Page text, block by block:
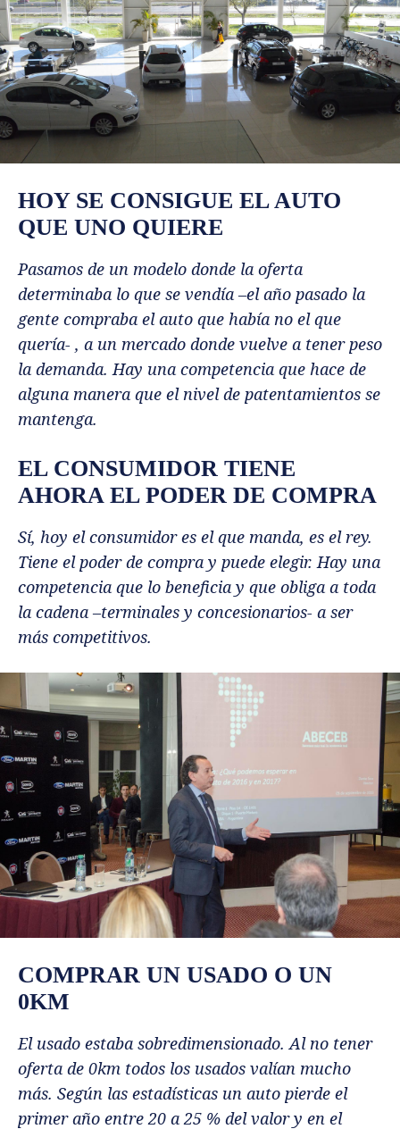
HOY SE CONSIGUE EL AUTO
QUE UNO QUIERE
Pasamos de un modelo donde la oferta
determinaba lo que se vendía –el año pasado la
gente compraba el auto que había no el que
quería- , a un mercado donde vuelve a tener peso
la demanda. Hay una competencia que hace de
alguna manera que el nivel de patentamientos se
mantenga.
EL CONSUMIDOR TIENE
AHORA EL PODER DE COMPRA
Sí, hoy el consumidor es el que manda, es el rey.
Tiene el poder de compra y puede elegir. Hay una
competencia que lo beneficia y que obliga a toda
la cadena –terminales y concesionarios- a ser
más competitivos.
COMPRAR UN USADO O UN
0KM
El usado estaba sobredimensionado. Al no tener
oferta de 0km todos los usados valían mucho
más. Según las estadísticas un auto pierde el
primer año entre 20 a 25 % del valor y en el